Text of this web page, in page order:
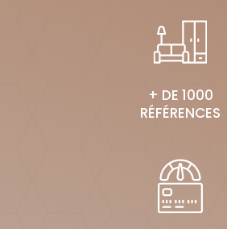
+ DE 1000
RÉFÉRENCES